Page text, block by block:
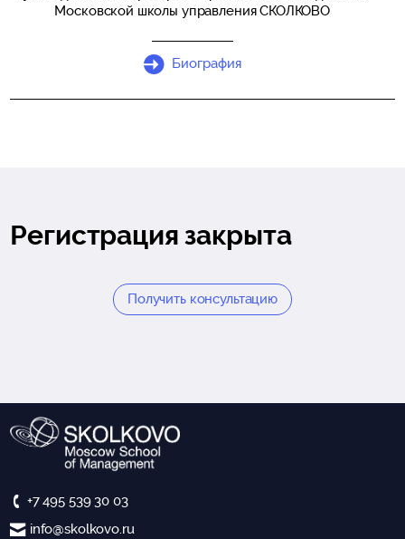
Московской школы управления СКОЛКОВО
Биография
Регистрация закрыта
Получить консультацию
+7 495 539 30 03
info@skolkovo.ru